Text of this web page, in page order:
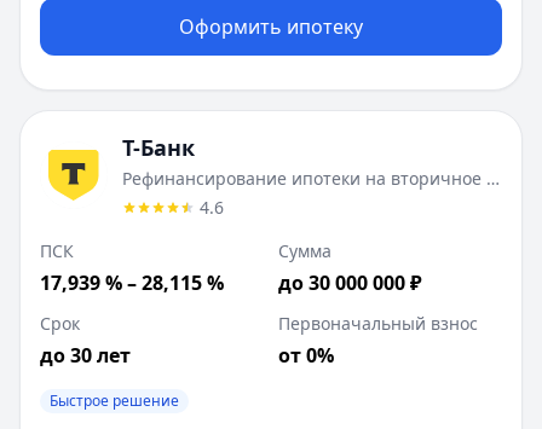
Оформить ипотеку
Т-Банк
Рефинансирование ипотеки на вторичное жилье
4.6
ПСК
17,939 % – 28,115 %
Сумма
до 30 000 000 ₽
Срок
до 30 лет
Первоначальный взнос
от 0%
Быстрое решение